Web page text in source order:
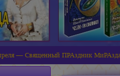
— Священный ПРАздник